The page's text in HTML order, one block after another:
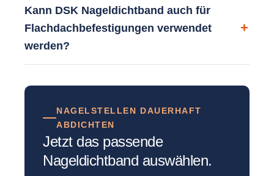
Kann DSK Nageldichtband auch für
Flachdachbefestigungen verwendet
werden?
NAGELSTELLEN DAUERHAFT
ABDICHTEN
Jetzt das passende
Nageldichtband auswählen.